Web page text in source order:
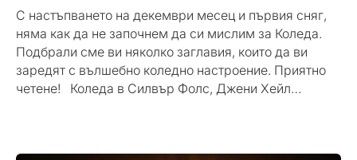
С настъпването на декември месец и първия сняг,
няма как да не започнем да си мислим за Коледа.
Подбрали сме ви няколко заглавия, които да ви
заредят с вълшебно коледно настроение. Приятно
четене! Коледа в Силвър Фолс, Джени Хейл…